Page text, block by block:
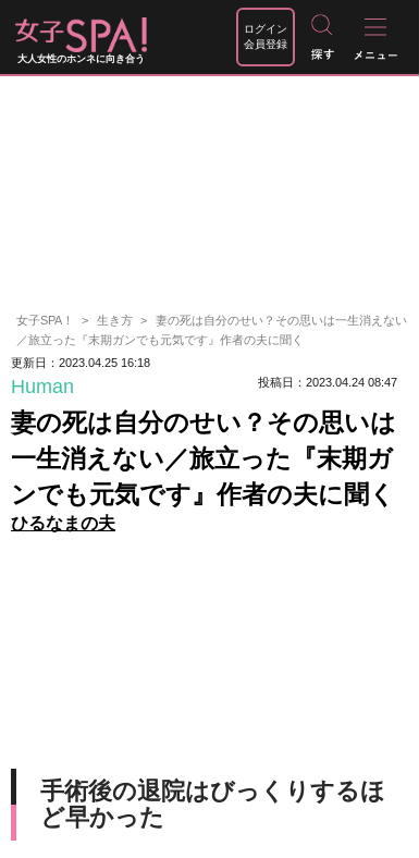
大人女性のホンネに向き合う
ログイン
会員登録
女子SPA！ 生き方
妻の死は自分のせい？その思いは一生消えない
／旅立った『末期ガンでも元気です』作者の夫に聞く
更新日：2023.04.25 16:18
Human 投稿日：2023.04.24 08:47
妻の死は自分のせい？その思いは
一生消えない／旅立った『末期ガ
ンでも元気です』作者の夫に聞く
ひるなまの夫
手術後の退院はびっくりするほ
ど早かった